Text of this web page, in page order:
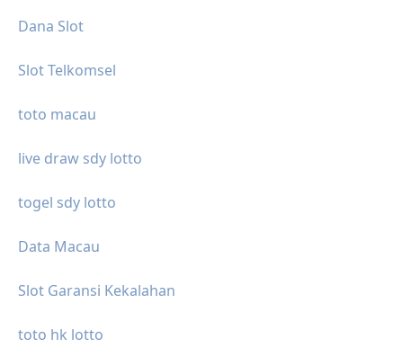
Dana Slot
Slot Telkomsel
toto macau
live draw sdy lotto
togel sdy lotto
Data Macau
Slot Garansi Kekalahan
toto hk lotto